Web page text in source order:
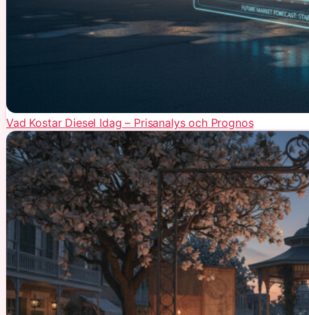
Vad Kostar Diesel Idag – Prisanalys och Prognos